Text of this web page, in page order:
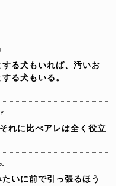
る犬もいれば、汚いお
る犬もいる。
それに比べアレは全く役立
いに前で引っ張るほう